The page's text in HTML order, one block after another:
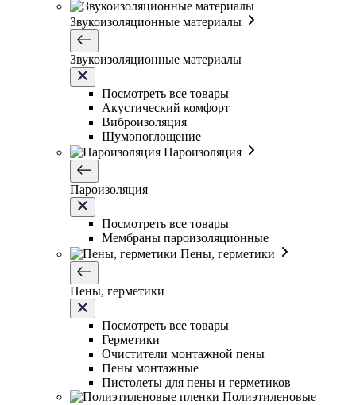
Звукоизоляционные материалы
Звукоизоляционные материалы
Посмотреть все товары
Акустический комфорт
Виброизоляция
Шумопоглощение
Пароизоляция
Пароизоляция
Посмотреть все товары
Мембраны пароизоляционные
Пены, герметики
Пены, герметики
Посмотреть все товары
Герметики
Очистители монтажной пены
Пены монтажные
Пистолеты для пены и герметиков
Полиэтиленовые